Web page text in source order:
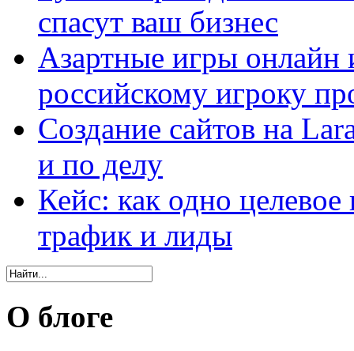
спасут ваш бизнес
Азартные игры онлайн
российскому игроку
Создание сайтов на
и по делу
Кейс: как одно
трафик и лиды
О блоге